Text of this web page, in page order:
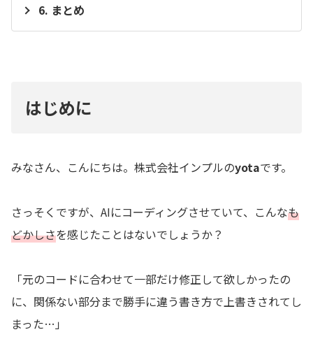
まとめ
はじめに
みなさん、こんにちは。株式会社インプルのyotaです。
さっそくですが、AIにコーディングさせていて、こんなも
どかしさを感じたことはないでしょうか？
「元のコードに合わせて一部だけ修正して欲しかったの
に、関係ない部分まで勝手に違う書き方で上書きされてし
まった…」